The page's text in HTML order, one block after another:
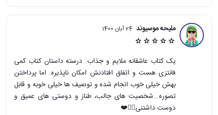
ملیحه موسیوند 24 آبان 1400
یک کتاب عاشقانه ملایم و جذاب. درسته داستان کتاب کمی
فانتزی هست و اتفاق افتادنش امکان ناپذیره. اما پرداختن
بهش خیلی خوب انجام شده و توصیف ها خیلی خوبه و قابل
تصوره...شخصیت های جالب، طناز و دوستی های عمیق و
دوست داشتنی👌🏻❤️